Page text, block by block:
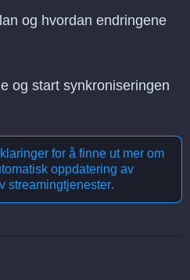
og hvordan endringene
og start synkroniseringen
for å finne ut mer om
oppdatering av
streamingtjenester.